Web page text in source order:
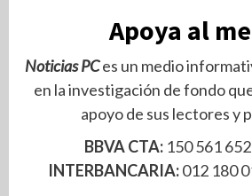
Apoya al
Noticias PCes un medio
en la investigación de fondo
apoyo de sus lectores y
BBVA CTA: 150 561
INTERBANCARIA:012 180